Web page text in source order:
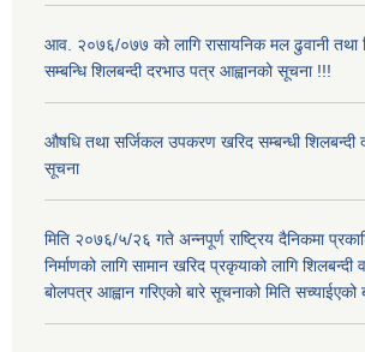
आव. २०७६/०७७ को लागि रासायनिक मल ढुवानी तथा
सम्बन्धि शिलबन्दी दरभाउ पत्र आह्वानको सूचना !!!
औषधि तथा सर्जिकल उपकरण खरिद सम्बन्धी शिलबन्दी
सूचना
मिति २०७६/५/२६ गते अन्नपूर्ण राष्ट्रिय दैनिकमा
निर्माणको लागि सामान खरिद प्रकृयाको लागि शिलबन्दी
बोलपत्र आह्वान गरिएको बारे सूचनाको मिति सच्याईएको